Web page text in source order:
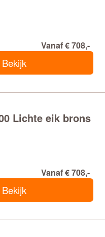
Vanaf € 708,-
Bekijk
Lichte eik brons
Vanaf € 708,-
Bekijk